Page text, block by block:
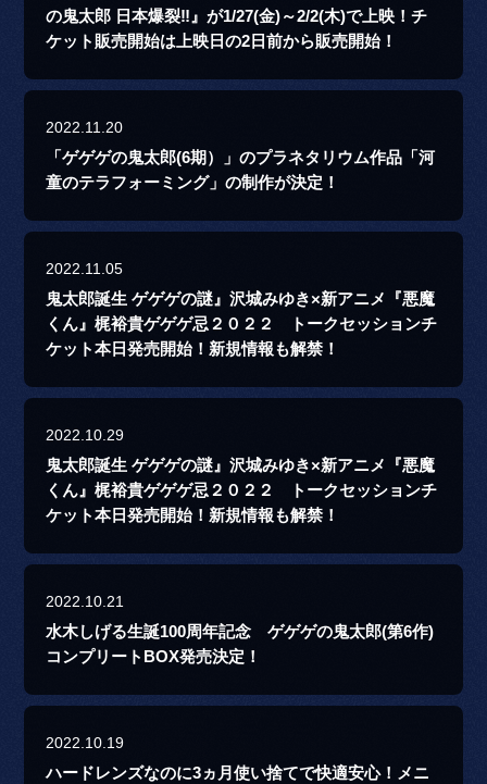
の鬼太郎 日本爆裂‼』が1/27(金)～2/2(木)で上映！チ
ケット販売開始は上映日の2日前から販売開始！
2022.11.20
「ゲゲゲの鬼太郎(6期）」のプラネタリウム作品「河
童のテラフォーミング」の制作が決定！
2022.11.05
鬼太郎誕生 ゲゲゲの謎』沢城みゆき×新アニメ『悪魔
くん』梶裕貴ゲゲゲ忌２０２２ トークセッションチ
ケット本日発売開始！新規情報も解禁！
2022.10.29
鬼太郎誕生 ゲゲゲの謎』沢城みゆき×新アニメ『悪魔
くん』梶裕貴ゲゲゲ忌２０２２ トークセッションチ
ケット本日発売開始！新規情報も解禁！
2022.10.21
水木しげる生誕100周年記念 ゲゲゲの鬼太郎(第6作)
コンプリートBOX発売決定！
2022.10.19
ハードレンズなのに3ヵ月使い捨てで快適安心！メニ